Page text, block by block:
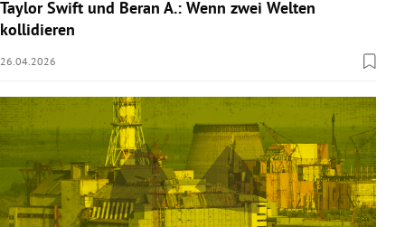
Taylor Swift und Beran A.: Wenn zwei Welten
kollidieren
26.04.2026